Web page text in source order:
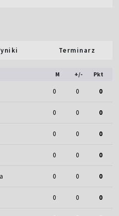
Terminarz
M +/- Pkt
0 0 0
0 0 0
0 0 0
0 0 0
0 0 0
0 0 0